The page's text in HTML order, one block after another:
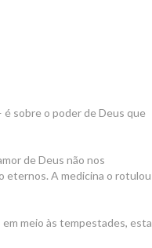
é sobre o poder de Deus que
de Deus não nos
eternos. A medicina o rotulou
meio às tempestades, esta